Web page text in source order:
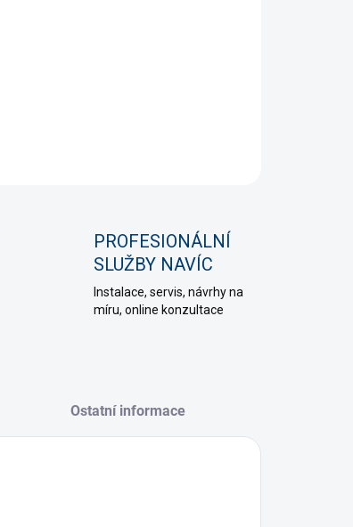
s důležitými živinami pro podporu růstu
PROFESIONÁLNÍ
SLUŽBY NAVÍC
Instalace, servis, návrhy na
míru, online konzultace
Ostatní informace